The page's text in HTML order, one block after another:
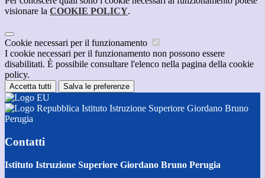
visionare la COOKIE POLICY.
Cookie necessari per il funzionamento
I cookie necessari per il funzionamento non possono essere
disabilitati. È possibile consultare l'elenco nella pagina della cookie
policy.
Accetta tutti Salva le preferenze
Istituto Istruzione Superiore Giordano Bruno
Perugia
Contatti
Istituto Istruzione Superiore Giordano Bruno Perugia